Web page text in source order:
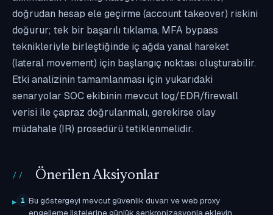
doğrudan hesap ele geçirme (account takeover) riskini
doğurur; tek bir başarılı tıklama, MFA bypass
teknikleriyle birleştiğinde iç ağda yanal hareket
(lateral movement) için başlangıç noktası oluşturabilir.
Etki analizinin tamamlanması için yukarıdaki
senaryolar SOC ekibinin mevcut log/EDR/firewall
verisi ile çapraz doğrulanmalı, gerekirse olay
müdahale (IR) prosedürü tetiklenmelidir.
Önerilen Aksiyonlar
1 Bu göstergeyi mevcut güvenlik duvarı ve web proxy
engelleme listelerine günlük senkronizasyonla ekleyin.